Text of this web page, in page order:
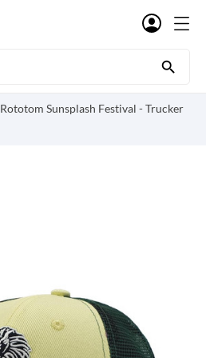

Rototom Sunsplash Festival - Trucker